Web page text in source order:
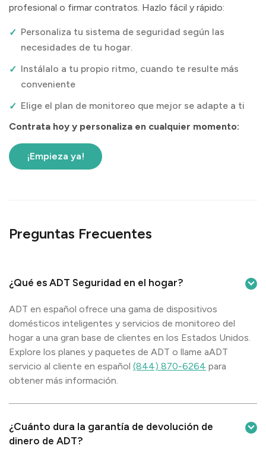
profesional o firmar contratos. Hazlo fácil y rápido:
Personaliza tu sistema de seguridad según las
necesidades de tu hogar.
Instálalo a tu propio ritmo, cuando te resulte más
conveniente
Elige el plan de monitoreo que mejor se adapte a ti
Contrata hoy y personaliza en cualquier momento:
¡Empieza ya!
Preguntas Frecuentes
¿Qué es ADT Seguridad en el hogar?
ADT en español ofrece una gama de dispositivos
domésticos inteligentes y servicios de monitoreo del
hogar a una gran base de clientes en los Estados Unidos.
Explore los planes y paquetes de ADT o llame aADT
servicio al cliente en español (844) 870-6264 para
obtener más información.
¿Cuánto dura la garantía de devolución de
dinero de ADT?